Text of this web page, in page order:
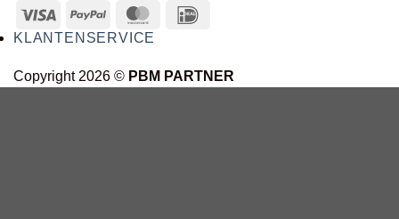
KLANTENSERVICE
Copyright 2026 © PBM PARTNER